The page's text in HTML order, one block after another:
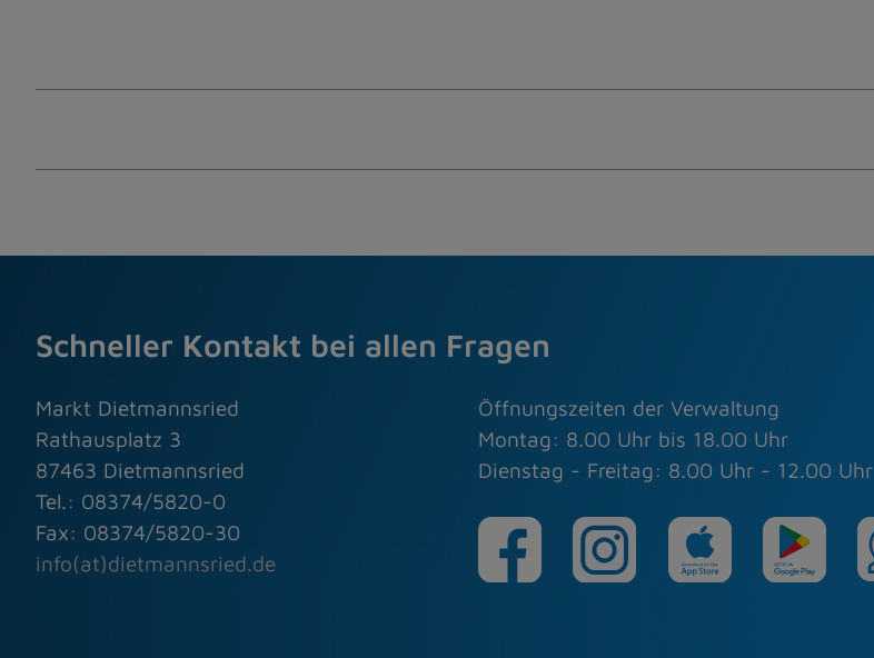
Schneller Kontakt bei allen Fragen
Markt Dietmannsried
Rathausplatz 3
87463 Dietmannsried
Tel.: 08374/5820-0
Fax: 08374/5820-30
info(at)dietmannsried.de
Öffnungszeiten der Verwaltung
Montag: 8.00 Uhr bis 18.00 Uhr
Dienstag - Freitag: 8.00 Uhr - 12.00 Uhr